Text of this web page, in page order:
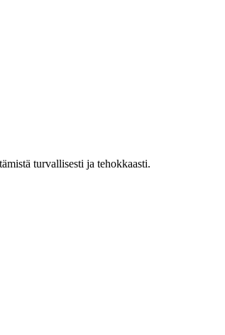
turvallisesti ja tehokkaasti.